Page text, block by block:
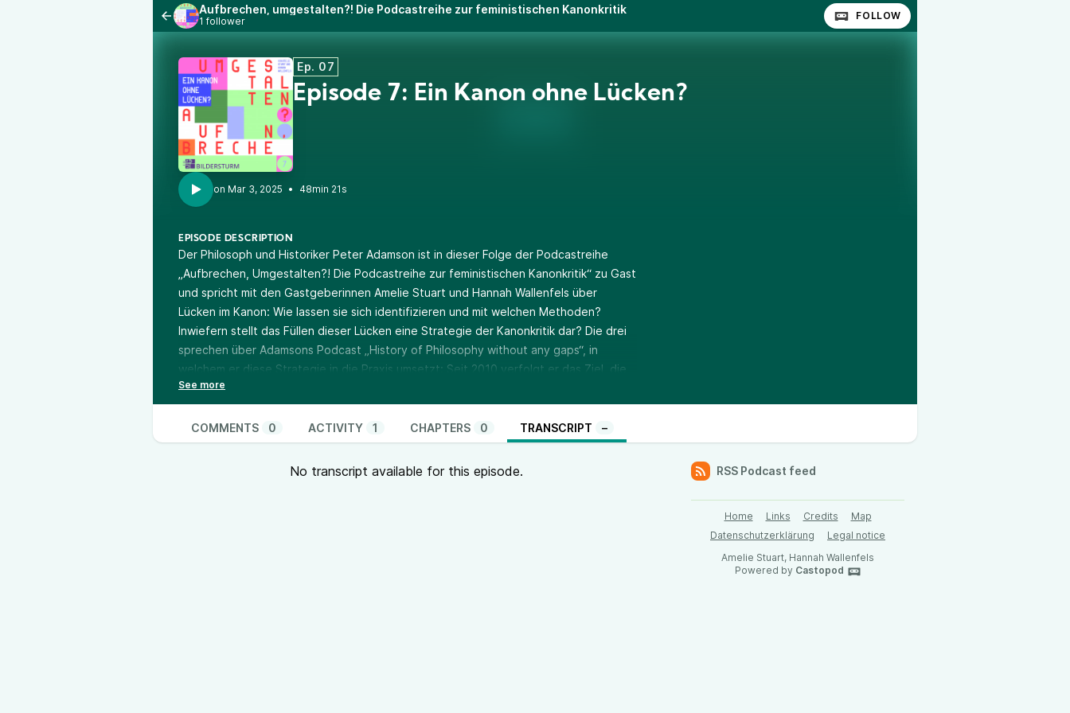
Aufbrechen, umgestalten?! Die Podcastreihe zur feministischen Kanonkritik
1 follower FOLLOW
Ep. 07
Episode 7: Ein Kanon ohne Lücken?
• 48min 21s
EPISODE DESCRIPTION
Der Philosoph und Historiker Peter Adamson ist in dieser Folge der Podcastreihe
„Aufbrechen, Umgestalten?! Die Podcastreihe zur feministischen Kanonkritik“ zu Gast
und spricht mit den Gastgeberinnen Amelie Stuart und Hannah Wallenfels über
Lücken im Kanon: Wie lassen sie sich identifizieren und mit welchen Methoden?
Inwiefern stellt das Füllen dieser Lücken eine Strategie der Kanonkritik dar? Die drei
sprechen über Adamsons Podcast „History of Philosophy without any gaps“, in
welchem er diese Strategie in die Praxis umsetzt: Seit 2010 verfolgt er das Ziel, die
Geschichte der Philosophie chronologisch und lückenlos darzustellen.
Hier der Link zu Adamsons Podcast:https://www.historyofphilosophy.net/
++ Musik: Good Grief by Mystery Mammal
https://freemusicarchive.org/music/Mystery_Mammal/Risk_Society/Good_Grief/CC
COMMENTS 0 ACTIVITY 1 CHAPTERS 0 TRANSCRIPT –
No transcript available for this episode. RSS Podcast feed
Home Links Credits
Map
Datenschutzerklärung
Legal notice
Amelie Stuart, Hannah Wallenfels
Powered by Castopod